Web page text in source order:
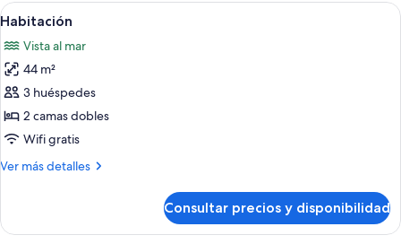
Abrir
todas
las
fotos
de
Habitación
Minibar, caja fuerte, espacio para
4
Habitación
Vista al mar
44 m²
3 huéspedes
2 camas dobles
Wifi gratis
Ver más detalles
Más
Consultar precios y disponibilidad